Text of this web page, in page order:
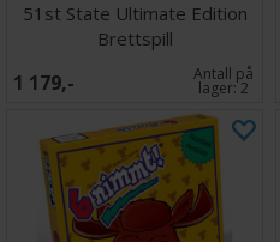
51st State Ultimate Edition
Brettspill
1 179,- Antall på
lager:2